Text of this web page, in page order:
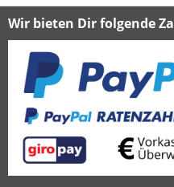
Wir bieten Dir folgende